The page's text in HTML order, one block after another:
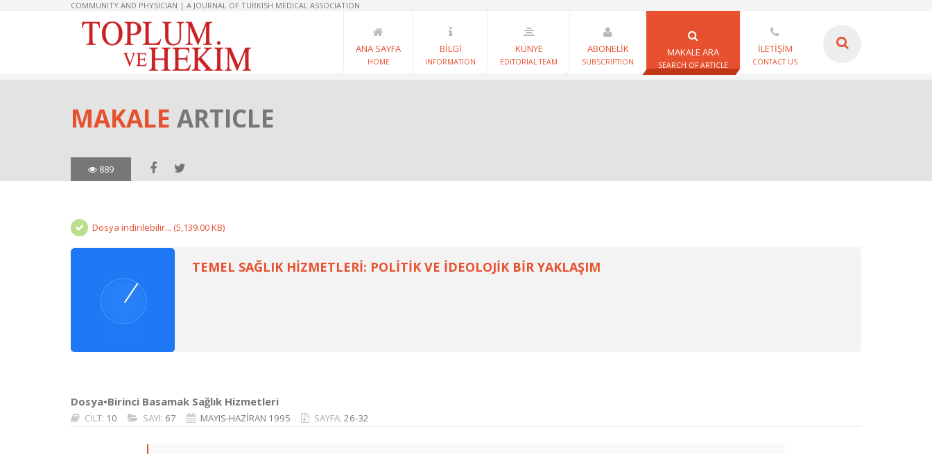
COMMUNITY AND PHYSICIAN | A JOURNAL OF TURKISH MEDICAL ASSOCIATION
ANA SAYFA
HOME
BİLGİ
INFORMATION
KÜNYE
EDITORIAL TEAM
ABONELİK
SUBSCRIPTION
MAKALE ARA
SEARCH OF ARTICLE
İLETİŞİM
CONTACT US
MAKALE ARTICLE
889
Dosya indirilebilir... (5,139.00 KB)
TEMEL SAĞLIK HİZMETLERİ: POLİTİK VE İDEOLOJİK BİR YAKLAŞIM
Dosya•Birinci Basamak Sağlık Hizmetleri
CİLT: 10 SAYI: 67 MAYIS-HAZİRAN 1995 SAYFA: 26-32